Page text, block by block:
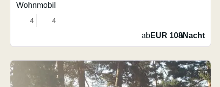
Wohnmobil
4 4
abEUR 108/Nacht